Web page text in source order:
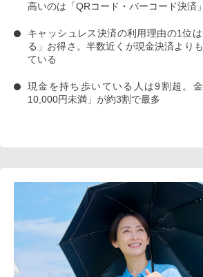
高いのは「QRコード・バーコード決済」
キャッシュレス決済の利用理由の1位
る」お得さ。 半数近くが現金決済より
ている
現金を持ち歩いている人は9割超 。
10,000円未満」が約3割で最多